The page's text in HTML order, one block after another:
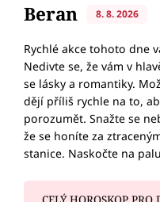
Beran 8. 8. 2026
Rychlé akce tohoto dne
Nedivte se, že vám v
se lásky a romantiky.
dějí příliš rychle na to,
porozumět. Snažte se
že se honíte za
stanice. Naskočte na